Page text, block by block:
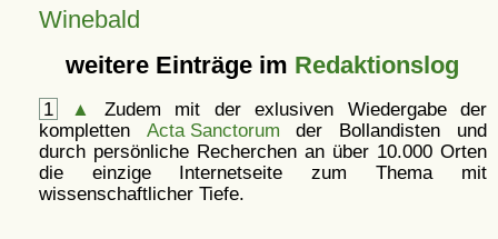
Winebald
weitere Einträge im Redaktionslog
1 ▲
Zudem mit der exlusiven Wiedergabe der
kompletten Acta Sanctorum der Bollandisten und
durch persönliche Recherchen an über 10.000 Orten
die einzige Internetseite zum Thema mit
wissenschaftlicher Tiefe.